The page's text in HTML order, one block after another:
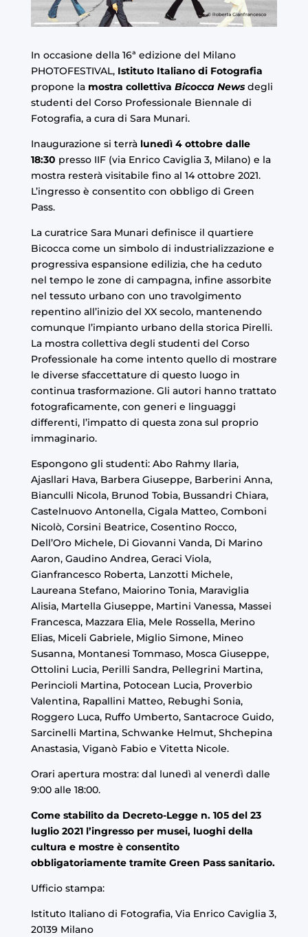
In occasione della 16ª edizione del Milano
PHOTOFESTIVAL, Istituto Italiano di Fotografia
propone la mostra collettiva Bicocca Newsdegli
studenti del Corso Professionale Biennale di
Fotografia, a cura di Sara Munari.
Inaugurazione si terrà lunedì 4 ottobre dalle
18:30 presso IIF (via Enrico Caviglia 3, Milano) e la
mostra resterà visitabile fino al 14 ottobre 2021.
L’ingresso è consentito con obbligo di Green
Pass.
La curatrice Sara Munari definisce il quartiere
Bicocca come un simbolo di industrializzazione e
progressiva espansione edilizia, che ha ceduto
nel tempo le zone di campagna, infine assorbite
nel tessuto urbano con uno travolgimento
repentino all’inizio del XX secolo, mantenendo
comunque l’impianto urbano della storica Pirelli.
La mostra collettiva degli studenti del Corso
Professionale ha come intento quello di mostrare
le diverse sfaccettature di questo luogo in
continua trasformazione. Gli autori hanno trattato
fotograficamente, con generi e linguaggi
differenti, l’impatto di questa zona sul proprio
immaginario.
Espongono gli studenti: Abo Rahmy Ilaria,
Ajasllari Hava, Barbera Giuseppe, Barberini Anna,
Bianculli Nicola, Brunod Tobia, Bussandri Chiara,
Castelnuovo Antonella, Cigala Matteo, Comboni
Nicolò, Corsini Beatrice, Cosentino Rocco,
Dell’Oro Michele, Di Giovanni Vanda, Di Marino
Aaron, Gaudino Andrea, Geraci Viola,
Gianfrancesco Roberta, Lanzotti Michele,
Laureana Stefano, Maiorino Tonia, Maraviglia
Alisia, Martella Giuseppe, Martini Vanessa, Massei
Francesca, Mazzara Elia, Mele Rossella, Merino
Elias, Miceli Gabriele, Miglio Simone, Mineo
Susanna, Montanesi Tommaso, Mosca Giuseppe,
Ottolini Lucia, Perilli Sandra, Pellegrini Martina,
Perincioli Martina, Potocean Lucia, Proverbio
Valentina, Rapallini Matteo, Rebughi Sonia,
Roggero Luca, Ruffo Umberto, Santacroce Guido,
Sarcinelli Martina, Schwanke Helmut, Shchepina
Anastasia, Viganò Fabio e Vitetta Nicole.
Orari apertura mostra: dal lunedì al venerdì dalle
9:00 alle 18:00.
Come stabilito da Decreto-Legge n. 105 del 23
luglio 2021 l’ingresso per musei, luoghi della
cultura e mostre è consentito
obbligatoriamente tramite Green Pass sanitario.
Ufficio stampa:
Istituto Italiano di Fotografia, Via Enrico Caviglia 3,
20139 Milano